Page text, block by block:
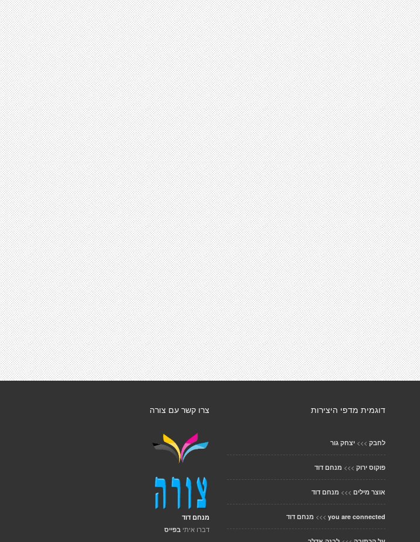
צרו קשר עם צורה
מנחם דוד
דברו איתי בפייס
דוגמית מדפי היצירות
לחבק >>> יצחק גור
פוקוס ירוק >>> מנחם דוד
אוצר מילים >>> מנחם דוד
you are connected
>>> מנחם דוד